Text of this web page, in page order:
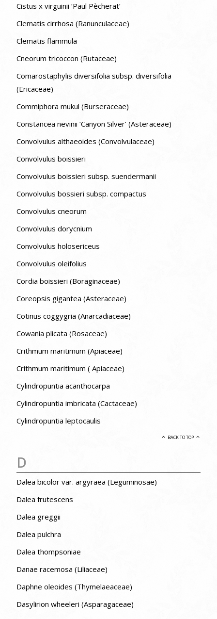
Cistus x virguinii ‘Paul Pècherat’
Clematis cirrhosa (Ranunculaceae)
Clematis flammula
Cneorum tricoccon (Rutaceae)
Comarostaphylis diversifolia subsp. diversifolia
(Ericaceae)
Commiphora mukul (Burseraceae)
Constancea nevinii ‘Canyon Silver’ (Asteraceae)
Convolvulus althaeoides (Convolvulaceae)
Convolvulus boissieri
Convolvulus boissieri subsp. suendermanii
Convolvulus bossieri subsp. compactus
Convolvulus cneorum
Convolvulus dorycnium
Convolvulus holosericeus
Convolvulus oleifolius
Cordia boissieri (Boraginaceae)
Coreopsis gigantea (Asteraceae)
Cotinus coggygria (Anarcadiaceae)
Cowania plicata (Rosaceae)
Crithmum maritimum (Apiaceae)
Crithmum maritimum ( Apiaceae)
Cylindropuntia acanthocarpa
Cylindropuntia imbricata (Cactaceae)
Cylindropuntia leptocaulis
BACK TO TOP
D
Dalea bicolor var. argyraea (Leguminosae)
Dalea frutescens
Dalea greggii
Dalea pulchra
Dalea thompsoniae
Danae racemosa (Liliaceae)
Daphne oleoides (Thymelaeaceae)
Dasylirion wheeleri (Asparagaceae)